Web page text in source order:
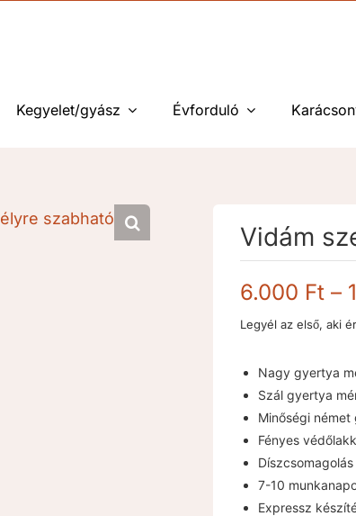
Kegyelet/gyász Évforduló
Vidám
6.000 Ft –
Legyél az első, aki
Nagy gyertya
Szál gyertya
Minőségi német
Fényes
Díszcsomagolás
7-10
Expressz